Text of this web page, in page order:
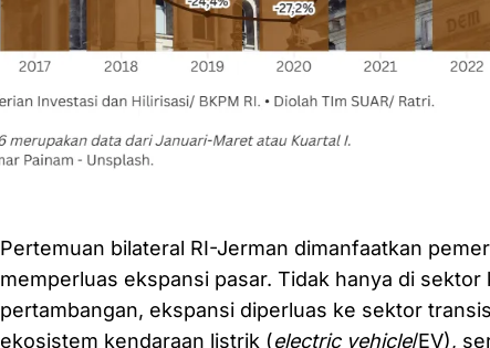
Pertemuan bilateral RI-Jerman dimanfaatkan
memperluas ekspansi pasar. Tidak hanya di
pertambangan, ekspansi diperluas ke sektor
ekosistem kendaraan listrik (electric vehicle/EV),